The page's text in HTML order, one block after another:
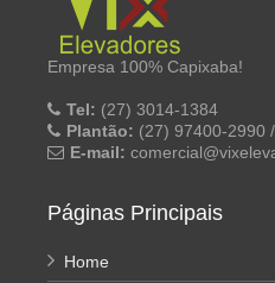
Empresa 100% Capixaba!
Tel: (27) 3014-1384
Plantão: (27) 97400-2990
E-mail:
Páginas Principais
Home